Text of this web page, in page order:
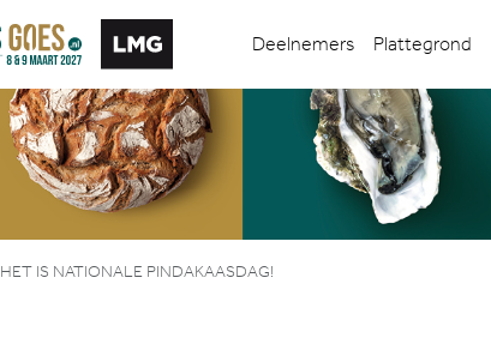
Deelnemers Plattegrond
HET IS NATIONALE PINDAKAASDAG!